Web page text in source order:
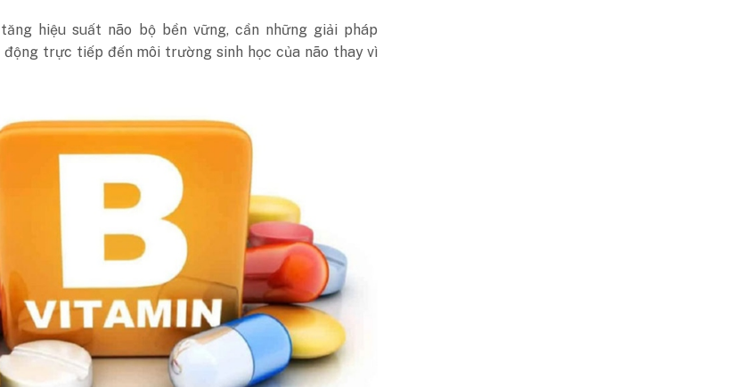
hiệu suất não bộ bền vững, cần những giải pháp
động trực tiếp đến môi trường sinh học của não thay vì